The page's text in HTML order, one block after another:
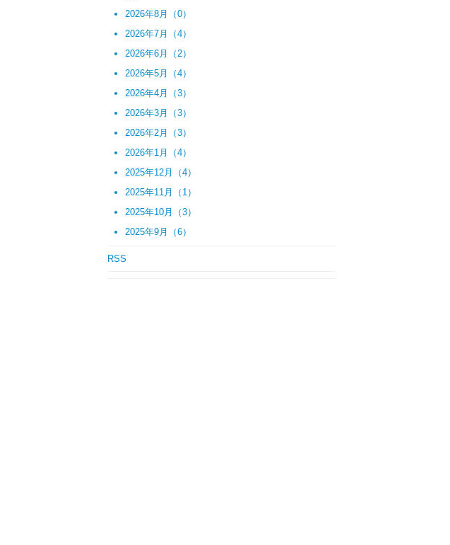
2026年8月（0）
2026年7月（4）
2026年6月（2）
2026年5月（4）
2026年4月（3）
2026年3月（3）
2026年2月（3）
2026年1月（4）
2025年12月（4）
2025年11月（1）
2025年10月（3）
2025年9月（6）
RSS